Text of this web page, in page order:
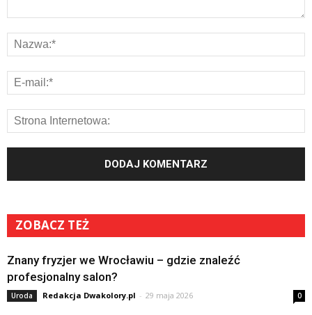
ZOBACZ TEŻ
Znany fryzjer we Wrocławiu – gdzie znaleźć
profesjonalny salon?
Uroda Redakcja Dwakolory.pl - 29 maja 2026 0